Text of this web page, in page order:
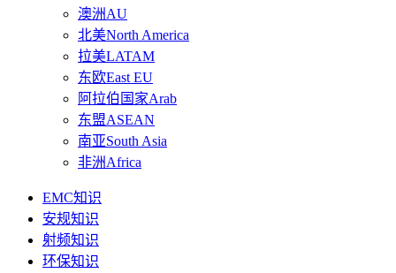
澳洲AU
北美North America
拉美LATAM
东欧East EU
阿拉伯国家Arab
东盟ASEAN
南亚South Asia
非洲Africa
EMC知识
安规知识
射频知识
环保知识